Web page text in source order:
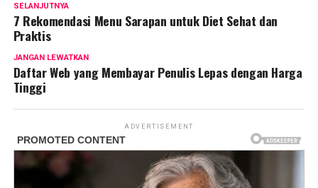
SELANJUTNYA
7 Rekomendasi Menu Sarapan untuk Diet Sehat dan
Praktis
JANGAN LEWATKAN
Daftar Web yang Membayar Penulis Lepas dengan Harga
Tinggi
ADVERTISEMENT